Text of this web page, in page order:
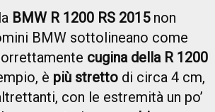
BMW R 1200 RS 2015non
BMW sottolineano come
cugina della R 1200
è più stretto di circa 4 cm,
con le estremità un po’